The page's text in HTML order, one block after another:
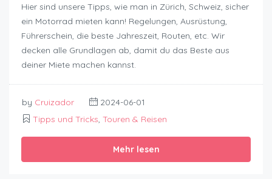
Hier sind unsere Tipps, wie man in Zürich, Schweiz, sicher
ein Motorrad mieten kann! Regelungen, Ausrüstung,
Führerschein, die beste Jahreszeit, Routen, etc. Wir
decken alle Grundlagen ab, damit du das Beste aus
deiner Miete machen kannst.
by Cruizador
2024-06-01
Tipps und Tricks, Touren & Reisen
Mehr lesen